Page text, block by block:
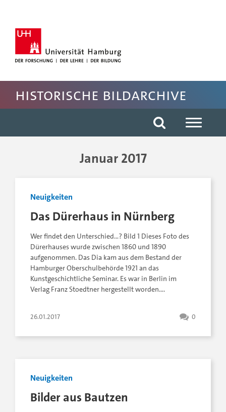
Fussbereich der Seite anspringen
Historische Bildarchive
Januar 2017
Neuigkeiten
Das Dürerhaus in Nürnberg
Wer findet den Unterschied…? Bild 1 Dieses Foto des
Dürerhauses wurde zwischen 1860 und 1890
aufgenommen. Das Dia kam aus dem Bestand der
Hamburger Oberschulbehörde 1921 an das
Kunstgeschichtliche Seminar. Es war in Berlin im
Verlag Franz Stoedtner hergestellt worden….
26.01.2017 0
Neuigkeiten
Bilder aus Bautzen